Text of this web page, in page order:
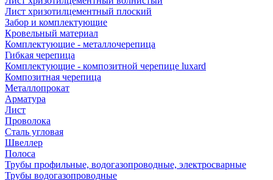
Лист хризотилцементный плоский
Забор и комплектующие
Кровельный материал
Комплектующие - металлочерепица
Гибкая черепица
Комплектующие - композитной черепице luxard
Композитная черепица
Металлопрокат
Арматура
Лист
Проволока
Сталь угловая
Швеллер
Полоса
Трубы профильные, водогазопроводные, электросварные
Трубы водогазопроводные